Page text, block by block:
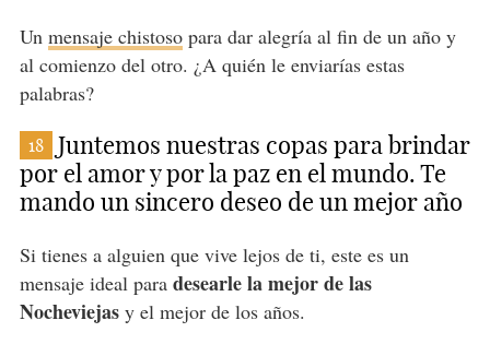
Un mensaje chistosopara dar alegría al fin de un año y
al comienzo del otro. ¿A quién le enviarías estas
palabras?
18
Juntemos nuestras copas para brindar
por el amor y por la paz en el mundo. Te
mando un sincero deseo de un mejor año
Si tienes a alguien que vive lejos de ti, este es un
mensaje ideal para desearle la mejor de las
Nocheviejasy el mejor de los años.